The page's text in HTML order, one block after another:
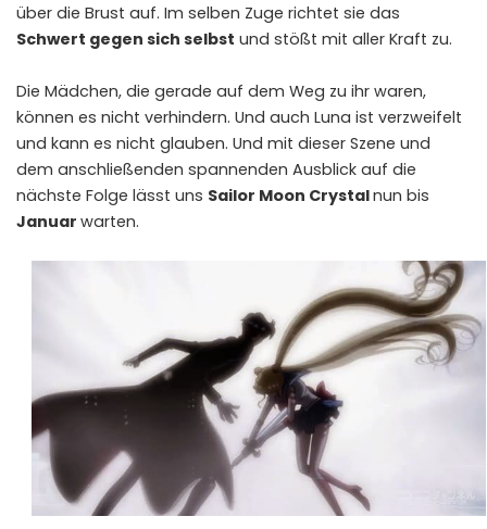
über die Brust auf. Im selben Zuge richtet sie das
Schwert gegen sich selbst und stößt mit aller Kraft zu.
Die Mädchen, die gerade auf dem Weg zu ihr waren,
können es nicht verhindern. Und auch Luna ist verzweifelt
und kann es nicht glauben. Und mit dieser Szene und
dem anschließenden spannenden Ausblick auf die
nächste Folge lässt uns Sailor Moon Crystalnun bis
Januar warten.